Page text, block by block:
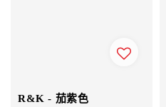
R&K - 茄紫色